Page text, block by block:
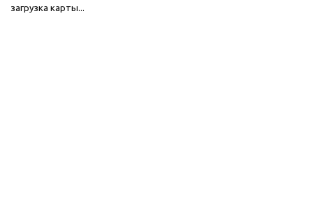
загрузка карты...